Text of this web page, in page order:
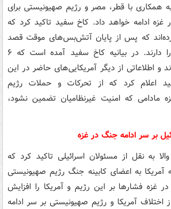
همکاری با قطر، مصر و رژیم صهیونیستی برای
ادامه خواهد داد. کاخ سفید تاکید کرد که
کرده‌اند که پس از پایان آتش‌بس‌های موقت قصد
ازسرگیری حمله به غزه را دارند. در بیانیه کاخ سفید آمده است که ۶
و اطلاعاتی از دیگر آمریکایی‌های حاضر در این
اعلام کرد که از تحرکات و حملات رژیم
مادامی که امنیت غیرنظامیان تضمین نشود،
بر سر ادامه جنگ در غزه
به نقل از مسئولان اسرائیلی تاکید کرد که
آمریکا به اعضای کابینه جنگ رژیم صهیونیستی
غزه فشارها بر این رژیم و آمریکا را افزایش
اختلاف آمریکا و رژیم صهیونیستی بر سر ادامه